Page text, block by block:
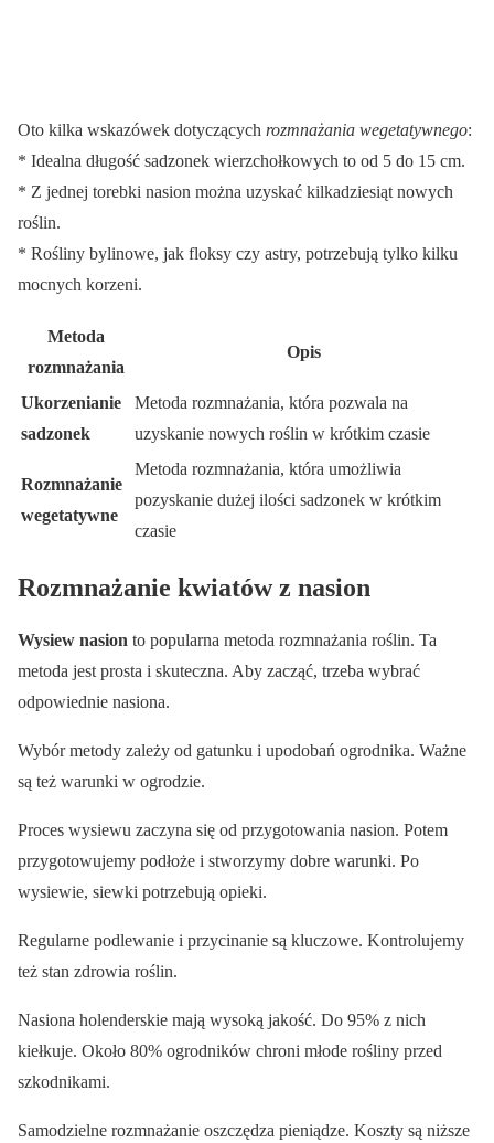
Oto kilka wskazówek dotyczących rozmnażania wegetatywnego:
* Idealna długość sadzonek wierzchołkowych to od 5 do 15 cm.
* Z jednej torebki nasion można uzyskać kilkadziesiąt nowych
roślin.
* Rośliny bylinowe, jak floksy czy astry, potrzebują tylko kilku
mocnych korzeni.
Metoda
rozmnażania
Opis
Ukorzenianie
sadzonek
Metoda rozmnażania, która pozwala na
uzyskanie nowych roślin w krótkim czasie
Rozmnażanie
wegetatywne
Metoda rozmnażania, która umożliwia
pozyskanie dużej ilości sadzonek w krótkim
czasie
Rozmnażanie kwiatów z nasion
Wysiew nasion to popularna metoda rozmnażania roślin. Ta
metoda jest prosta i skuteczna. Aby zacząć, trzeba wybrać
odpowiednie nasiona.
Wybór metody zależy od gatunku i upodobań ogrodnika. Ważne
są też warunki w ogrodzie.
Proces wysiewu zaczyna się od przygotowania nasion. Potem
przygotowujemy podłoże i stworzymy dobre warunki. Po
wysiewie, siewki potrzebują opieki.
Regularne podlewanie i przycinanie są kluczowe. Kontrolujemy
też stan zdrowia roślin.
Nasiona holenderskie mają wysoką jakość. Do 95% z nich
kiełkuje. Około 80% ogrodników chroni młode rośliny przed
szkodnikami.
Samodzielne rozmnażanie oszczędza pieniądze. Koszty są niższe